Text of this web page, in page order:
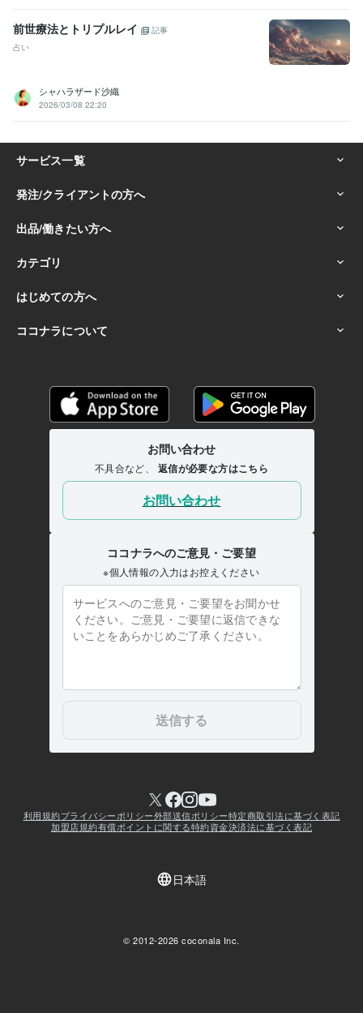
前世療法とトリプルレイ
記事
占い
シャハラザード沙織
2026/03/08 22:20